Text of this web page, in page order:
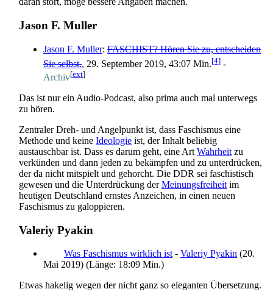
Jason F. Muller
Jason F. Muller: FASCHIST? Hören Sie zu, entscheiden
Sie selbst., 29. September 2019, 43:07 Min.[4] -
Archiv[ext]
Das ist nur ein Audio-Podcast, also prima auch mal unterwegs
zu hören.
Zentraler Dreh- und Angelpunkt ist, dass Faschismus eine
Methode und keine Ideologie ist, der Inhalt beliebig
austauschbar ist. Dass es darum geht, eine Art Wahrheit zu
verkünden und dann jeden zu bekämpfen und zu unterdrücken,
der da nicht mitspielt und gehorcht. Die DDR sei faschistisch
gewesen und die Unterdrückung derMeinungsfreiheit im
heutigen Deutschland ernstes Anzeichen, in einen neuen
Faschismus zu galoppieren.
Valeriy Pyakin
Was Faschismus wirklich ist- Valeriy Pyakin (20.
Mai 2019) (Länge: 18:09 Min.)
Etwas hakelig wegen der nicht ganz so eleganten Übersetzung.